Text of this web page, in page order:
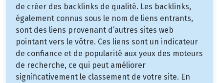
de créer des backlinks de qualité. Les backlinks,
également connus sous le nom de liens entrants,
sont des liens provenant d’autres sites web
pointant vers le vôtre. Ces liens sont un indicateur
de confiance et de popularité aux yeux des moteurs
de recherche, ce qui peut améliorer
significativement le classement de votre site. En